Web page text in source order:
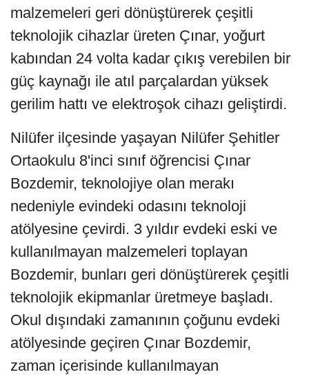
malzemeleri geri dönüştürerek çeşitli
teknolojik cihazlar üreten Çınar, yoğurt
kabından 24 volta kadar çıkış verebilen bir
güç kaynağı ile atıl parçalardan yüksek
gerilim hattı ve elektroşok cihazı geliştirdi.
Nilüfer ilçesinde yaşayan Nilüfer Şehitler
Ortaokulu 8'inci sınıf öğrencisi Çınar
Bozdemir, teknolojiye olan merakı
nedeniyle evindeki odasını teknoloji
atölyesine çevirdi. 3 yıldır evdeki eski ve
kullanılmayan malzemeleri toplayan
Bozdemir, bunları geri dönüştürerek çeşitli
teknolojik ekipmanlar üretmeye başladı.
Okul dışındaki zamanının çoğunu evdeki
atölyesinde geçiren Çınar Bozdemir,
zaman içerisinde kullanılmayan